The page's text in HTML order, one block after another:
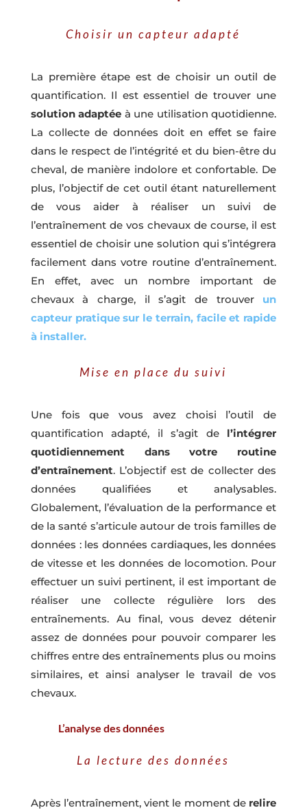
Choisir un capteur adapté
La première étape est de choisir un outil de
quantification. Il est essentiel de trouver une
solution adaptée à une utilisation quotidienne.
La collecte de données doit en effet se faire
dans le respect de l’intégrité et du bien-être du
cheval, de manière indolore et confortable. De
plus, l’objectif de cet outil étant naturellement
de vous aider à réaliser un suivi de
l’entraînement de vos chevaux de course, il est
essentiel de choisir une solution qui s’intégrera
facilement dans votre routine d’entraînement.
En effet, avec un nombre important de
chevaux à charge, il s’agit de trouver un
capteur pratique sur le terrain, facile et rapide
à installer.
Mise en place du suivi
Une fois que vous avez choisi l’outil de
quantification adapté, il s’agit de l’intégrer
quotidiennement dans votre routine
d’entraînement. L’objectif est de collecter des
données qualifiées et analysables.
Globalement, l’évaluation de la performance et
de la santé s’articule autour de trois familles de
données : les données cardiaques, les données
de vitesse et les données de locomotion. Pour
effectuer un suivi pertinent, il est important de
réaliser une collecte régulière lors des
entraînements. Au final, vous devez détenir
assez de données pour pouvoir comparer les
chiffres entre des entraînements plus ou moins
similaires, et ainsi analyser le travail de vos
chevaux.
L’analyse des données
La lecture des données
Après l’entraînement, vient le moment de relire